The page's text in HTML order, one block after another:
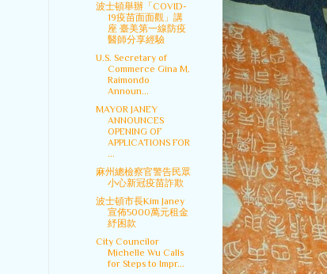
波士頓舉辦「COVID-
19疫苗面面觀」講
座 臺美第一線防疫
醫師分享經驗
U.S. Secretary of
Commerce Gina M.
Raimondo
Announ...
MAYOR JANEY
ANNOUNCES
OPENING OF
APPLICATIONS FOR
...
麻州總檢察官警告民眾
小心新冠疫苗詐欺
波士頓市長Kim Janey
宣佈5000萬元租金
紓困款
City Councilor
Michelle Wu Calls
for Steps to Impr...